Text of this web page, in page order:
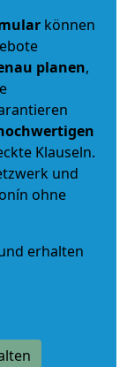
können
planen,
Klauseln.
und
ohne
erhalten